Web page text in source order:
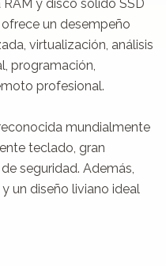
y disco sólido SSD
un desempeño
virtualización, análisis
programación,
profesional.
mundialmente
teclado, gran
seguridad. Además,
un diseño liviano ideal